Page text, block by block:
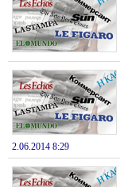
2.06.2014 8:29